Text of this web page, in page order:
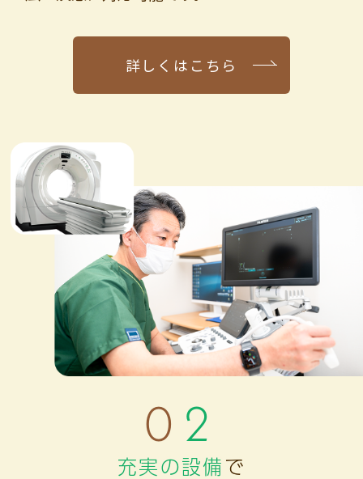
詳しくはこちら
02
充実の設備で